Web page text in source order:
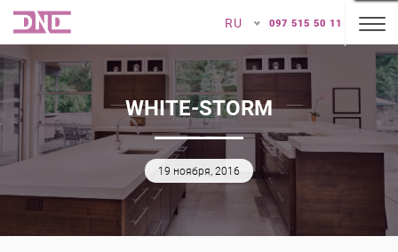
RU 097 515 50 11
WHITE-STORM
19 ноября, 2016